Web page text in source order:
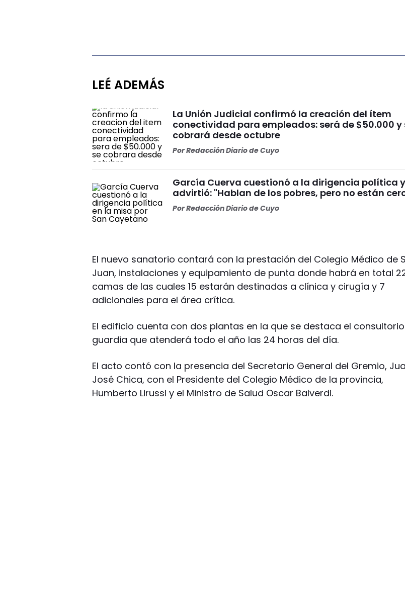
LEÉ ADEMÁS
La Unión Judicial confirmó la creación del ítem
conectividad para empleados: será de $50.000 y
cobrará desde octubre
PorRedacción Diario de Cuyo
García Cuerva cuestionó a la dirigencia política y
advirtió: "Hablan de los pobres, pero no están
PorRedacción Diario de Cuyo
El nuevo sanatorio contará con la prestación del Colegio Médico de
Juan, instalaciones y equipamiento de punta donde habrá en total
camas de las cuales 15 estarán destinadas a clínica y cirugía y 7
adicionales para el área crítica.
El edificio cuenta con dos plantas en la que se destaca el
guardia que atenderá todo el año las 24 horas del día.
El acto contó con la presencia del Secretario General del Gremio,
José Chica, con el Presidente del Colegio Médico de la provincia,
Humberto Lirussi y el Ministro de Salud Oscar Balverdi.